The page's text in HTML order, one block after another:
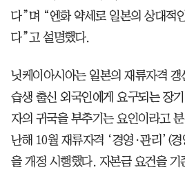
다”며 “엔화 약세로 일본의 상대적
다”고 설명했다.
닛케이아시아는 일본의 재류자격
습생 출신 외국인에게 요구되는 장
자의 귀국을 부추기는 요인이라고
난해 10월 재류자격 ‘경영·관리’(
을 개정 시행했다. 자본금 요건을 기